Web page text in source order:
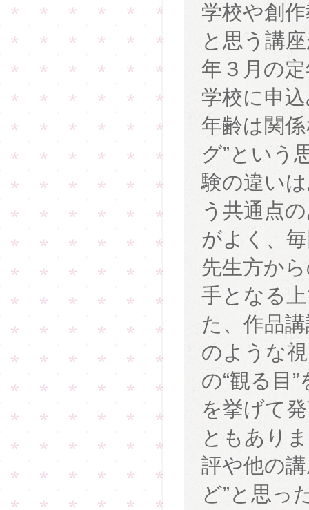
学校や創
と思う講
年３月の
学校に申
年齢は関
グ”という
験の違い
う共通点
がよく、
先生方か
手となる
た、作品
のような
の“観る目
を挙げて
ともあり
評や他の
ど”と思っ